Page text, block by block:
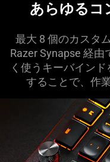
あらゆるコ
最大 8 個のカスタ
Razer Synapse 経由
く使うキーバイン
することで、作